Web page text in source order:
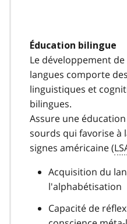
Éducation bilingue
Le développement
langues comporte
linguistiques et
bilingues.
Assure une
sourds qui favorise à
signes américaine (
Acquisition du
l'alphabétisation
Capacité de